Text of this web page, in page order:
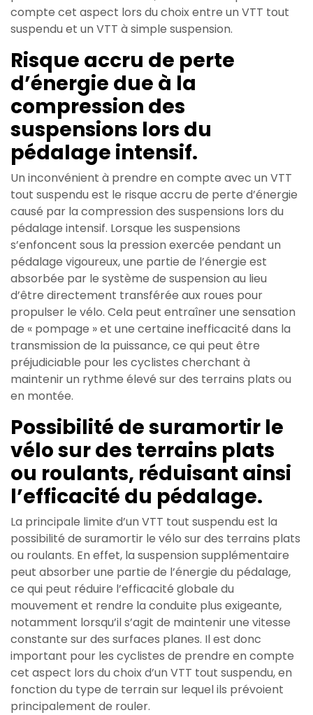
compte cet aspect lors du choix entre un VTT tout
suspendu et un VTT à simple suspension.
Risque accru de perte
d’énergie due à la
compression des
suspensions lors du
pédalage intensif.
Un inconvénient à prendre en compte avec un VTT
tout suspendu est le risque accru de perte d’énergie
causé par la compression des suspensions lors du
pédalage intensif. Lorsque les suspensions
s’enfoncent sous la pression exercée pendant un
pédalage vigoureux, une partie de l’énergie est
absorbée par le système de suspension au lieu
d’être directement transférée aux roues pour
propulser le vélo. Cela peut entraîner une sensation
de « pompage » et une certaine inefficacité dans la
transmission de la puissance, ce qui peut être
préjudiciable pour les cyclistes cherchant à
maintenir un rythme élevé sur des terrains plats ou
en montée.
Possibilité de suramortir le
vélo sur des terrains plats
ou roulants, réduisant ainsi
l’efficacité du pédalage.
La principale limite d’un VTT tout suspendu est la
possibilité de suramortir le vélo sur des terrains plats
ou roulants. En effet, la suspension supplémentaire
peut absorber une partie de l’énergie du pédalage,
ce qui peut réduire l’efficacité globale du
mouvement et rendre la conduite plus exigeante,
notamment lorsqu’il s’agit de maintenir une vitesse
constante sur des surfaces planes. Il est donc
important pour les cyclistes de prendre en compte
cet aspect lors du choix d’un VTT tout suspendu, en
fonction du type de terrain sur lequel ils prévoient
principalement de rouler.